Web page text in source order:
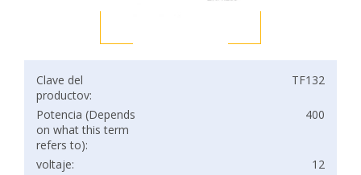
Clave del
productov:
TF132
Potencia (Depends
on what this term
refers to):
400
voltaje:
12